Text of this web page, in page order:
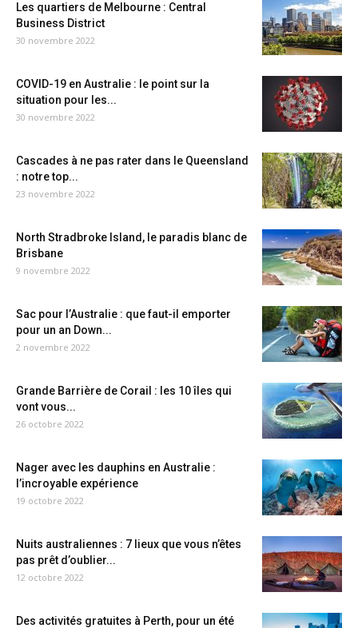
Les quartiers de Melbourne : Central
Business District
30 novembre 2022
COVID-19 en Australie : le point sur la
situation pour les...
30 novembre 2022
Cascades à ne pas rater dans le Queensland
: notre top...
23 novembre 2022
North Stradbroke Island, le paradis blanc de
Brisbane
9 novembre 2022
Sac pour l’Australie : que faut-il emporter
pour un an Down...
2 novembre 2022
Grande Barrière de Corail : les 10 îles qui
vont vous...
26 octobre 2022
Nager avec les dauphins en Australie :
l’incroyable expérience
19 octobre 2022
Nuits australiennes : 7 lieux que vous n’êtes
pas prêt d’oublier...
12 octobre 2022
Des activités gratuites à Perth, pour un été